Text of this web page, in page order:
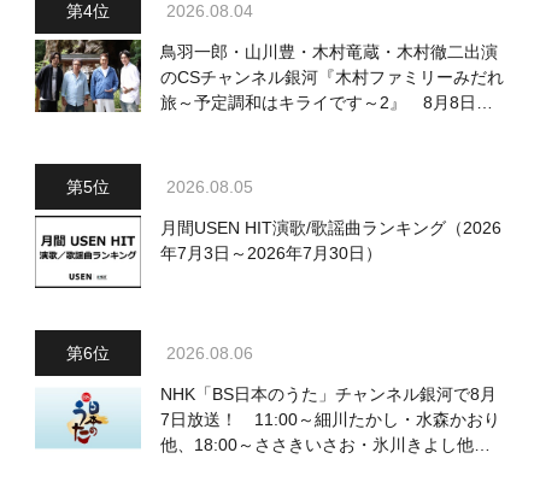
2026.08.04
鳥羽一郎・山川豊・木村竜蔵・木村徹二出演
のCSチャンネル銀河『木村ファミリーみだれ
旅～予定調和はキライです～2』 8月8日
2026.08.05
月間USEN HIT演歌/歌謡曲ランキング（2026
年7月3日～2026年7月30日）
2026.08.06
NHK「BS日本のうた」チャンネル銀河で8月
7日放送！ 11:00～細川たかし・水森かおり
他、18:00～ささきいさお・氷川きよし他登